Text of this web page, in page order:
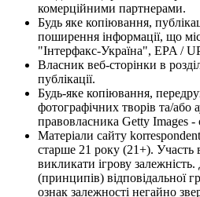
комерційними партнерами.
Будь яке копіювання,
поширення інформації, що
"Інтерфакс-Україна", EPA /
Власник веб-сторінки в
публікації.
Будь-яке копіювання,
фотографічних творів та/або
правовласника Getty Images -
Матеріали сайту
старше 21 року (21+). Участь
викликати ігрову
(принципів) відповідальної
ознак залежності негайно